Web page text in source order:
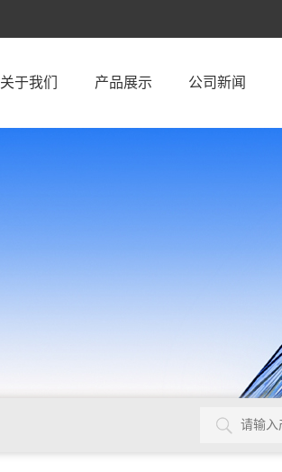
关于我们 产品展示 公司新闻